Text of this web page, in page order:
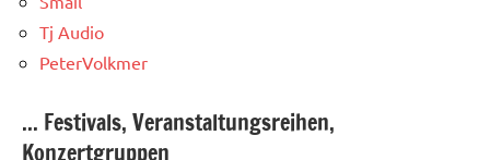
Tj Audio
PeterVolkmer
... Festivals, Veranstaltungsreihen,
Konzertgruppen